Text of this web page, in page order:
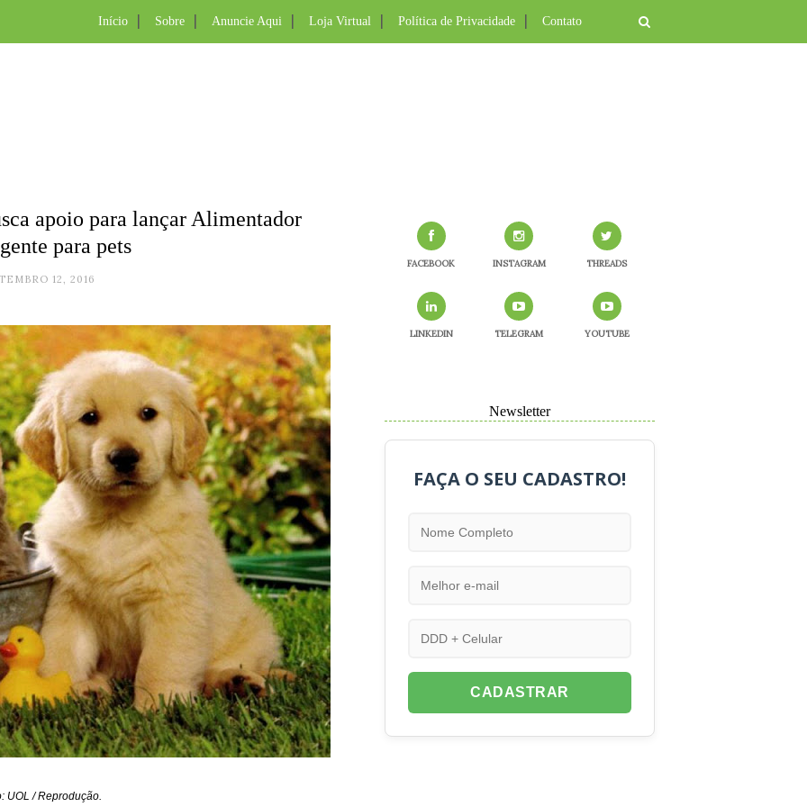
Início Sobre Anuncie Aqui Loja Virtual Política de Privacidade Contato
apoio para lançar Alimentador
para pets
12, 2016
UOL / Reprodução.
FACEBOOK INSTAGRAM THREADS
LINKEDIN TELEGRAM YOUTUBE
Newsletter
FAÇA O SEU CADASTRO!
CADASTRAR